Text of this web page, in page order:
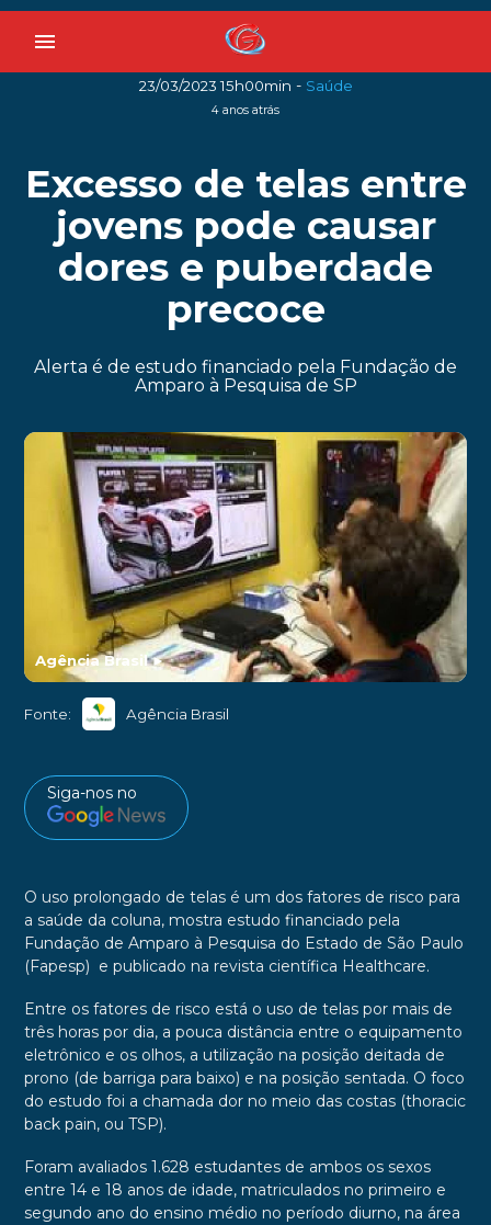
menu
23/03/2023 15h00min - Saúde
4 anos atrás
Excesso de telas entre
jovens pode causar
dores e puberdade
precoce
Alerta é de estudo financiado pela Fundação de
Amparo à Pesquisa de SP
Agência Brasil►
Fonte: Agência Brasil
Siga-nos no
O uso prolongado de telas é um dos fatores de risco para
a saúde da coluna, mostra estudo financiado pela
Fundação de Amparo à Pesquisa do Estado de São Paulo
(Fapesp) e publicado na revista científica Healthcare.
Entre os fatores de risco está o uso de telas por mais de
três horas por dia, a pouca distância entre o equipamento
eletrônico e os olhos, a utilização na posição deitada de
prono (de barriga para baixo) e na posição sentada. O foco
do estudo foi a chamada dor no meio das costas (thoracic
back pain, ou TSP).
Foram avaliados 1.628 estudantes de ambos os sexos
entre 14 e 18 anos de idade, matriculados no primeiro e
segundo ano do ensino médio no período diurno, na área